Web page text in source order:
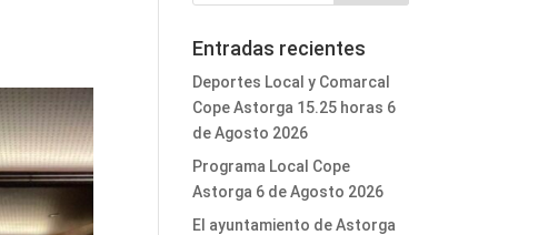
Entradas recientes
Deportes Local y Comarcal
Cope Astorga 15.25 horas 6
de Agosto 2026
Programa Local Cope
Astorga 6 de Agosto 2026
El ayuntamiento de Astorga